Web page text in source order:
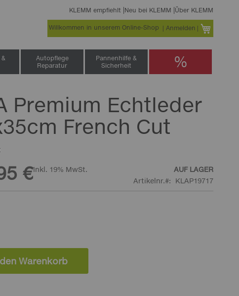
KLEMM empfiehlt Neu bei KLEMM Über KLEMM
Willkommen in unserem Online-Shop Anmelden
Autopflege
Reparatur
Pannenhilfe &
Sicherheit
%
Premium Echtleder
French Cut
€Inkl. 19% MwSt.
AUF LAGER
Artikelnr.
KLAP19717
Warenkorb